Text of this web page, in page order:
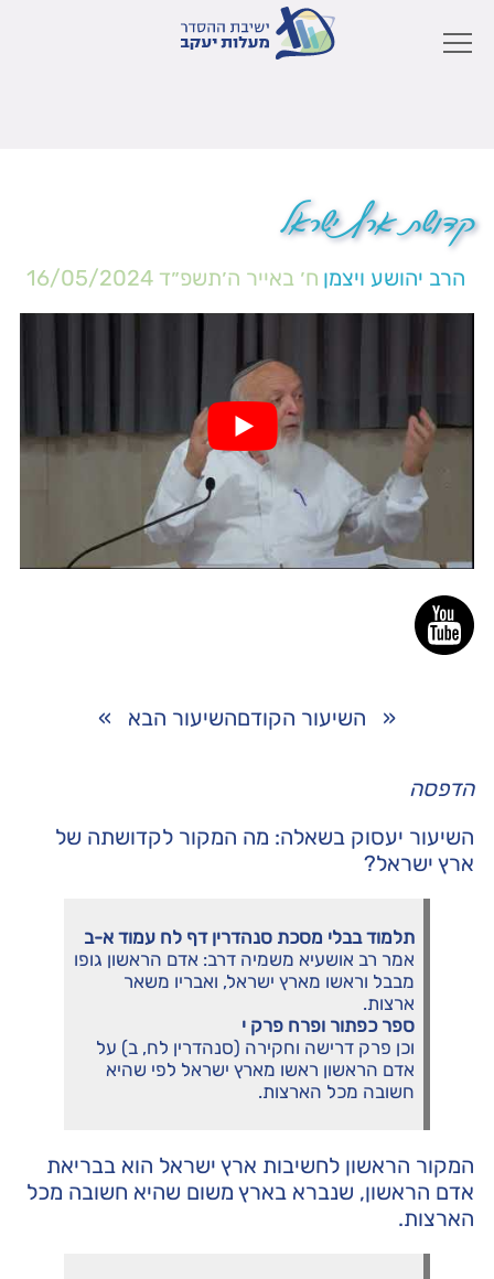
קדושת ארץ ישראל
הרב יהושע ויצמן ח׳ באייר ה׳תשפ״ד 16/05/2024
« השיעור הקודםהשיעור הבא »
הדפסה
השיעור יעסוק בשאלה: מה המקור לקדושתה של
ארץ ישראל?
תלמוד בבלי מסכת סנהדרין דף לח עמוד א-ב
אמר רב אושעיא משמיה דרב: אדם הראשון גופו
מבבל וראשו מארץ ישראל, ואבריו משאר
ארצות.
ספר כפתור ופרח פרק י
וכן פרק דרישה וחקירה (סנהדרין לח, ב) על
אדם הראשון ראשו מארץ ישראל לפי שהיא
חשובה מכל הארצות.
המקור הראשון לחשיבות ארץ ישראל הוא בבריאת
אדם הראשון, שנברא בארץ משום שהיא חשובה מכל
הארצות.